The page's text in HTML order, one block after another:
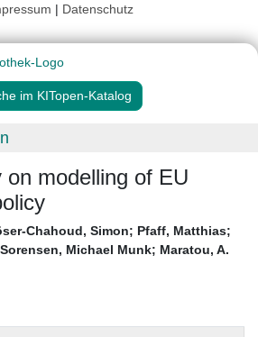
| Datenschutz
im KITopen-Katalog
on modelling of EU
Chahoud, Simon; Pfaff, Matthias;
Sorensen, Michael Munk; Maratou, A.